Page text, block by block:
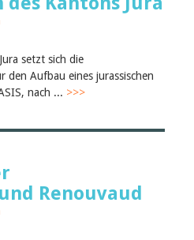
setzt sich die
Aufbau eines jurassischen
nach ... >>>
Renouvaud